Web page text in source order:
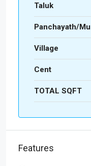
Taluk
Panchayath/
Village
Cent
TOTAL SQFT
Features